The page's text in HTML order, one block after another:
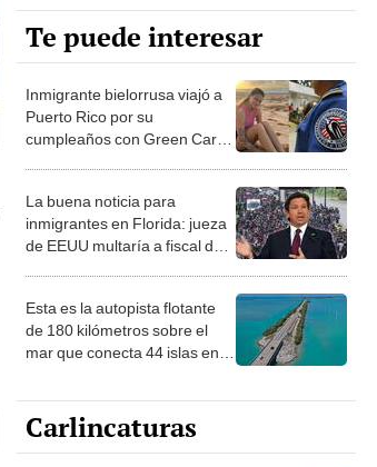
Te puede interesar
Inmigrante bielorrusa viajó a
Puerto Rico por su
cumpleaños con Green Card
La buena noticia para
inmigrantes en Florida: jueza
de EEUU multaría a fiscal de
Esta es la autopista flotante
de 180 kilómetros sobre el
mar que conecta 44 islas en
Carlincaturas